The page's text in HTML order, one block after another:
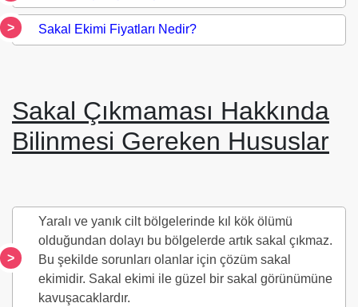
Sakal Ekimi Fiyatları Nedir?
Sakal Çıkmaması Hakkında
Bilinmesi Gereken Hususlar
Yaralı ve yanık cilt bölgelerinde kıl kök ölümü
olduğundan dolayı bu bölgelerde artık sakal çıkmaz.
Bu şekilde sorunları olanlar için çözüm sakal
ekimidir. Sakal ekimi ile güzel bir sakal görünümüne
kavuşacaklardır.